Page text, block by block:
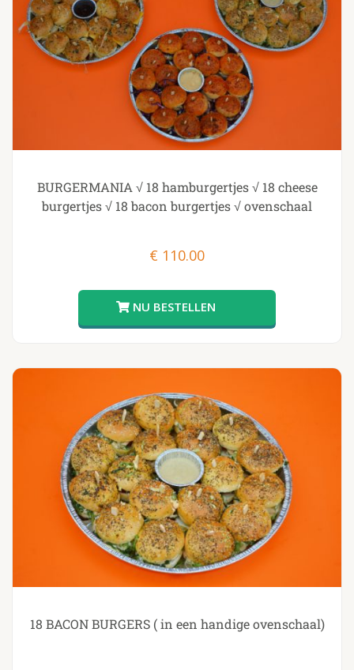
BURGERMANIA √ 18 hamburgertjes √ 18 cheese
burgertjes √ 18 bacon burgertjes √ ovenschaal
€ 110.00
18 BACON BURGERS ( in een handige ovenschaal)